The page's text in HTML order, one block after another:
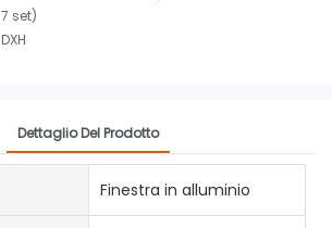
7 set)
DXH
Dettaglio Del Prodotto
Finestra in alluminio